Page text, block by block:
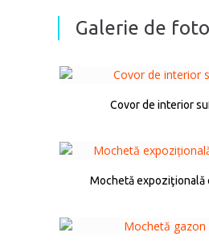
Galerie de
Covor de interior
Mochetă expoziţională